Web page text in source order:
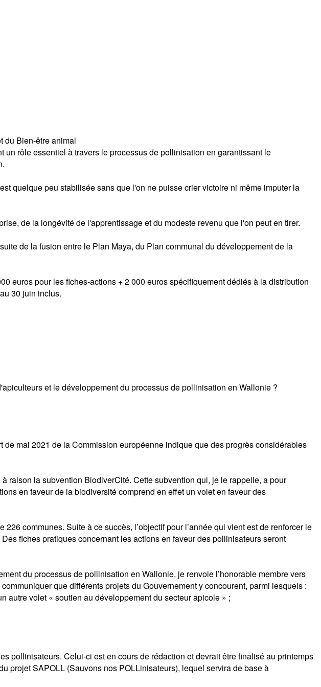
du Bien-être animal
rôle essentiel à travers le processus de pollinisation en garantissant le
quelque peu stabilisée sans que l'on ne puisse crier victoire ni même imputer la
de la longévité de l'apprentissage et du modeste revenu que l'on peut en tirer.
de la fusion entre le Plan Maya, du Plan communal du développement de la
euros pour les fiches-actions + 2 000 euros spécifiquement dédiés à la distribution
30 juin inclus.
et le développement du processus de pollinisation en Wallonie ?
mai 2021 de la Commission européenne indique que des progrès considérables
raison la subvention BiodiverCité. Cette subvention qui, je le rappelle, a pour
en faveur de la biodiversité comprend en effet un volet en faveur des
communes. Suite à ce succès, l’objectif pour l’année qui vient est de renforcer le
fiches pratiques concernant les actions en faveur des pollinisateurs seront
du processus de pollinisation en Wallonie, je renvoie l’honorable membre vers
que différents projets du Gouvernement y concourent, parmi lesquels :
autre volet « soutien au développement du secteur apicole » ;
pollinisateurs. Celui-ci est en cours de rédaction et devrait être finalisé au printemps
projet SAPOLL (Sauvons nos POLLinisateurs), lequel servira de base à